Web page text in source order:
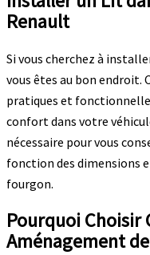
Renault
Si vous cherchez à
vous êtes au bon endroit.
pratiques et
confort dans votre
nécessaire pour vous
fonction des dimensions
fourgon.
Pourquoi Choisir
Aménagement